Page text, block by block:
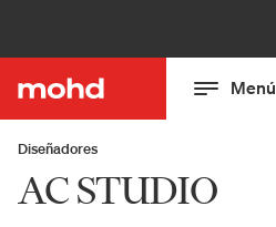
Menú
Diseñadores
AC STUDIO